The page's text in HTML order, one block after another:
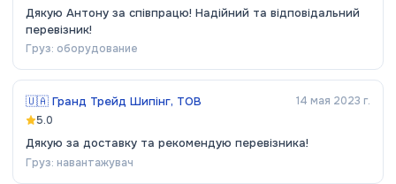
Дякую Антону за співпрацю! Надійний та відповідальний
перевізник!
Груз: оборудование
🇺🇦 Гранд Трейд Шипінг, ТОВ
14 мая 2023 г.
5.0
Дякую за доставку та рекомендую перевізника!
Груз: навантажувач